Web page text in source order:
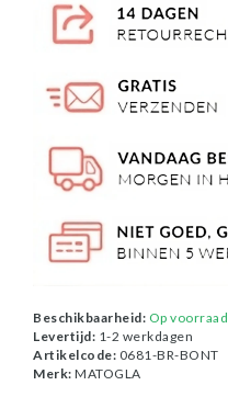
Beschikbaarheid: Op voorraad
Levertijd: 1-2 werkdagen
Artikelcode: 0681-BR-BONT
Merk: MATOGLA